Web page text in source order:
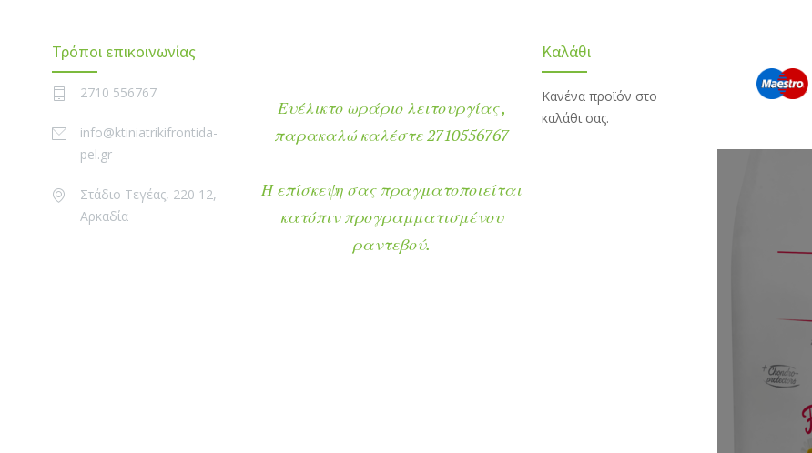
Τρόποι επικοινωνίας
2710 556767
info@ktiniatrikifrontida-
pel.gr
Στάδιο Τεγέας, 220 12,
Αρκαδία
Ευέλικτο ωράριο λειτουργίας ,
παρακαλώ καλέστε 2710556767
Η επίσκεψη σας πραγματοποιείται
κατόπιν προγραμματισμένου
ραντεβού.
Καλάθι
Κανένα προϊόν στο
καλάθι σας.